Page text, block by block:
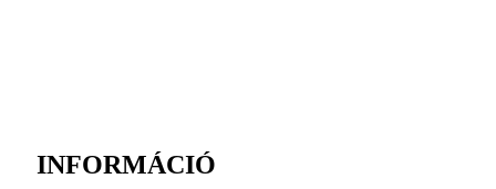
INFORMÁCIÓ